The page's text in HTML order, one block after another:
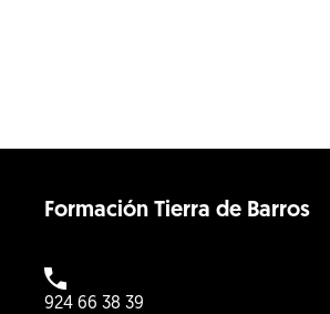
Formación Tierra de Barros
924 66 38 39